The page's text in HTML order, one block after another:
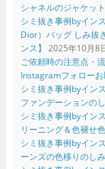
シャネルのジャケッ
シミ抜き事例byイン
Dior）バッグ しみ抜
ンス】 2025年10月8
ご依頼時の注意点・
Instagramフォローお
シミ抜き事例byイン
ファンデーションの
シミ抜き事例byイン
リーニング＆色褪せ色
シミ抜き事例byイン
ーンズの色移りのし